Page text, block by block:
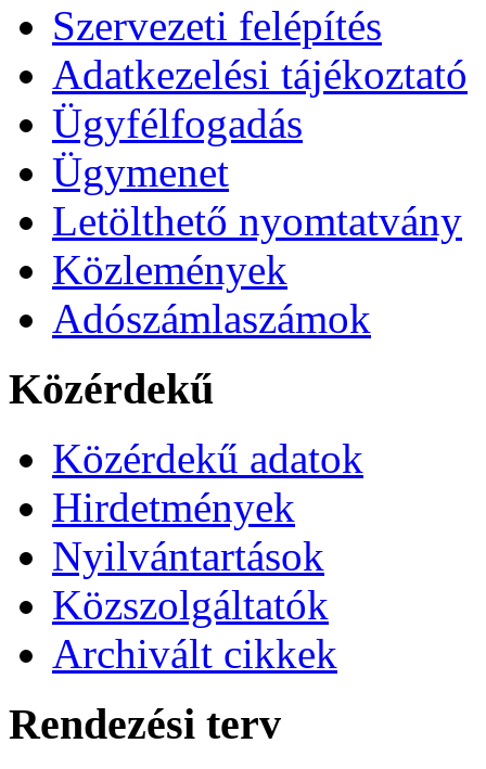
Szervezeti felépítés
Adatkezelési tájékoztató
Ügyfélfogadás
Ügymenet
Letölthető nyomtatvány
Közlemények
Adószámlaszámok
Közérdekű
Közérdekű adatok
Hirdetmények
Nyilvántartások
Közszolgáltatók
Archivált cikkek
Rendezési terv